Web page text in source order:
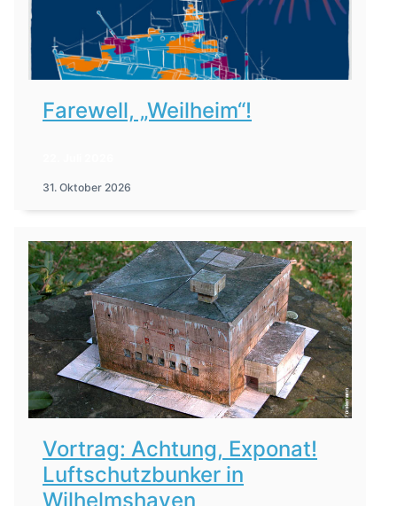
Farewell, „Weilheim“!
31. Oktober 2026
Vortrag: Achtung, Exponat!
Luftschutzbunker in
Wilhelmshaven